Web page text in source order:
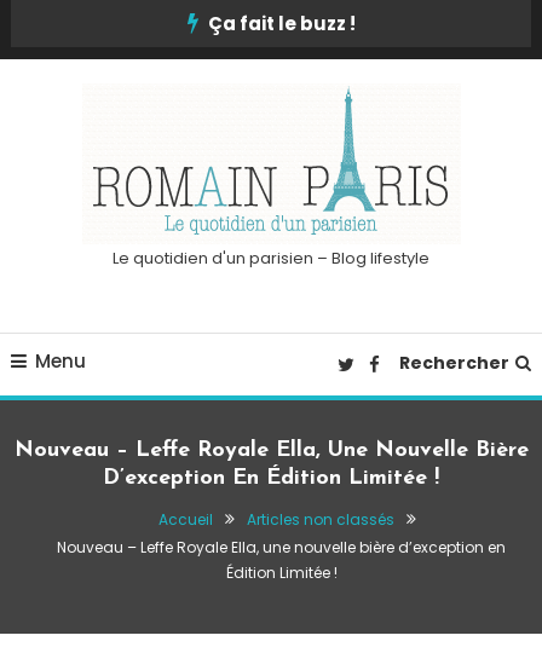
Ça fait le buzz !
Le quotidien d'un parisien – Blog lifestyle
Menu Rechercher
Nouveau – Leffe Royale Ella, Une Nouvelle Bière
D’exception En Édition Limitée !
Accueil
Articles non classés
Nouveau – Leffe Royale Ella, une nouvelle bière d’exception en
Édition Limitée !